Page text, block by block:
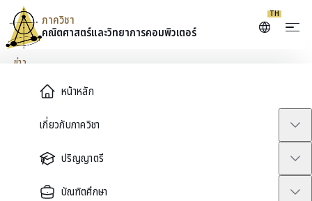
หน้าหลัก
เกี่ยวกับภาควิชา
ปริญญาตรี
บัณฑิตศึกษา
ภาควิชา
คณิตศาสตร์และวิทยาการคอมพิวเตอร์
TH
Skip to content
ข่าว
#AMCS รับสมัครเข้าศึกษาระดับ
ป.โท และ ป.เอก
January 28, 2026